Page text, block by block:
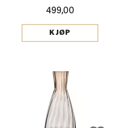
499,00
KJØP